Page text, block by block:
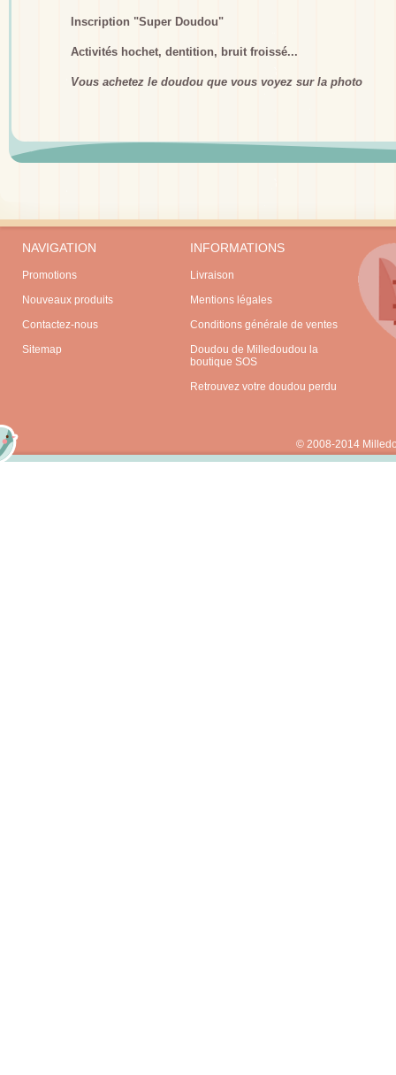
Inscription "Super Doudou"
Activités hochet, dentition, bruit froissé...
Vous achetez le doudou que vous voyez sur la photo
NAVIGATION
Promotions
Nouveaux produits
Contactez-nous
Sitemap
INFORMATIONS
Livraison
Mentions légales
Conditions générale de ventes
Doudou de Milledoudou la
boutique SOS
Retrouvez votre doudou perdu
© 2008-2014